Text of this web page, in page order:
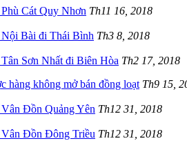
Cát Quy Nhơn Th11 16, 2018
Nội Bài đi Thái Bình Th3 8, 2018
Sơn Nhất đi Biên Hòa Th2 17, 2018
hàng không mở bán đồng loạt Th9 15,
Đồn Quảng Yên Th12 31, 2018
Vân Đồn Đông Triều Th12 31, 2018